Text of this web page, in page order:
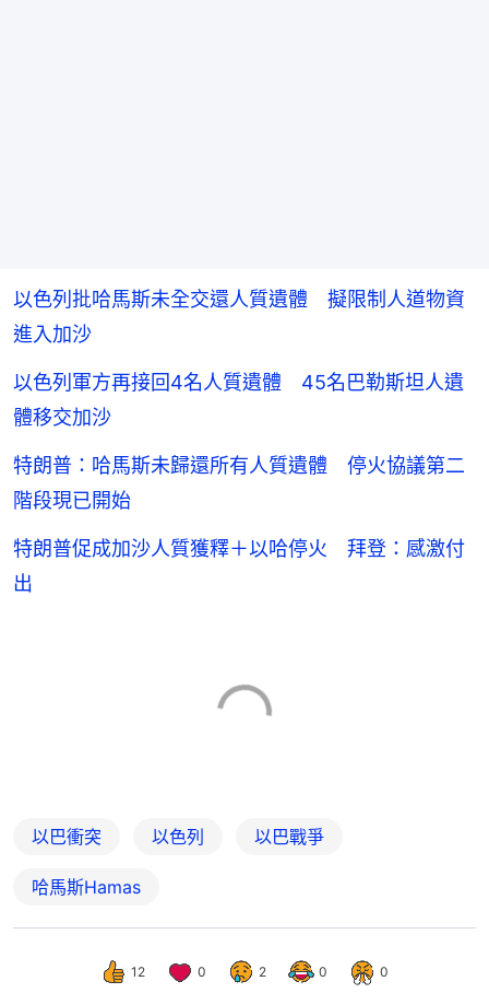
以色列批哈馬斯未全交還人質遺體 擬限制人道物資
進入加沙
以色列軍方再接回4名人質遺體 45名巴勒斯坦人遺
體移交加沙
特朗普：哈馬斯未歸還所有人質遺體 停火協議第二
階段現已開始
特朗普促成加沙人質獲釋＋以哈停火 拜登：感激付
出
以巴衝突 以色列 以巴戰爭
哈馬斯Hamas
12 0 2 0 0